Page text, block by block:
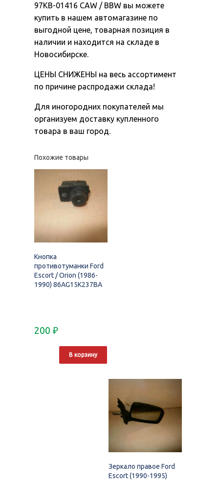
97KB-01416 CAW / BBW вы можете
купить в нашем автомагазине по
выгодной цене, товарная позиция в
наличии и находится на складе в
Новосибирске.
ЦЕНЫ СНИЖЕНЫ на весь ассортимент
по причине распродажи склада!
Для иногородних покупателей мы
организуем доставку купленного
товара в ваш город.
Похожие товары
Кнопка
противотуманки Ford
Escort / Orion (1986-
1990) 86AG15K237BA
200 ₽
В корзину
Зеркало правое Ford
Escort (1990-1995)